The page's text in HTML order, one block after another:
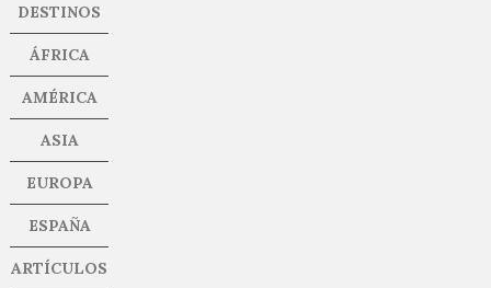
DESTINOS
ÁFRICA
AMÉRICA
ASIA
EUROPA
ESPAÑA
ARTÍCULOS